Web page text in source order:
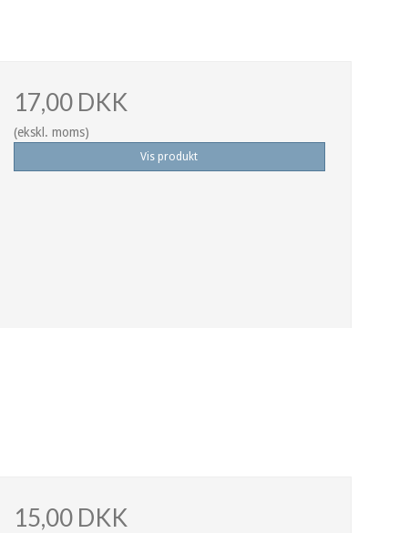
17,00 DKK
(ekskl. moms)
Vis produkt
15,00 DKK